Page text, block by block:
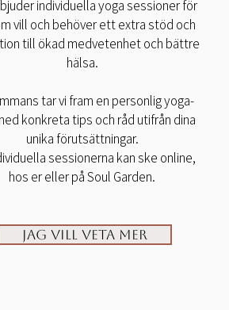
individuella yoga sessioner för
vill och behöver ett extra stöd och
till ökad medvetenhet och bättre
hälsa.
tar vi fram en personlig yoga-
konkreta tips och råd utifrån dina
unika förutsättningar.
sessionerna kan ske online,
hos er eller på Soul Garden.
Jag vill veta mer